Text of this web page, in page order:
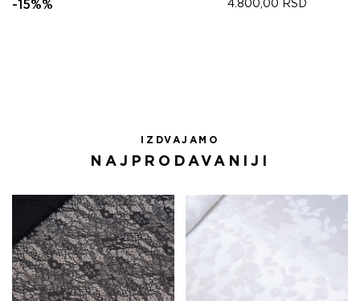
-15%% 4.800,00 RSD
IZDVAJAMO
NAJPRODAVANIJI